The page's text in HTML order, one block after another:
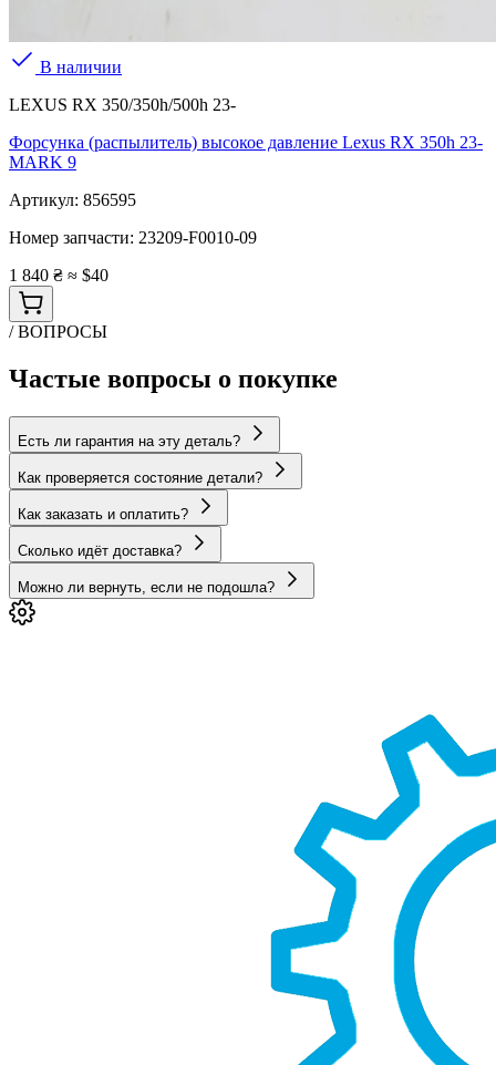
В наличии
LEXUS RX 350/350h/500h 23-
Форсунка (распылитель) высокое давление Lexus RX 350h 23-
MARK 9
Артикул: 856595
Номер запчасти: 23209-F0010-09
1 840 ₴ ≈ $40
/ ВОПРОСЫ
Частые вопросы о покупке
Есть ли гарантия на эту деталь?
Как проверяется состояние детали?
Как заказать и оплатить?
Сколько идёт доставка?
Можно ли вернуть, если не подошла?